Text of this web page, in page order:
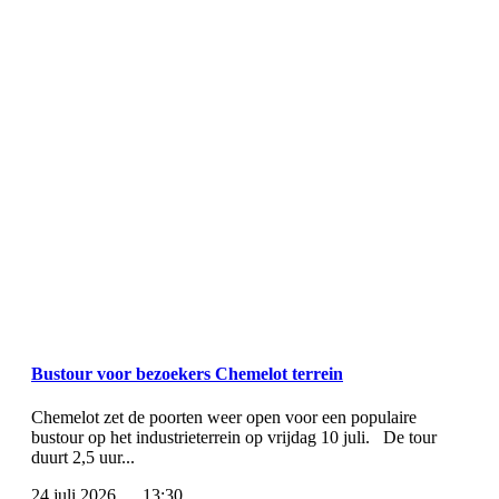
Bustour voor bezoekers Chemelot terrein
Chemelot zet de poorten weer open voor een populaire
bustour op het industrieterrein op vrijdag 10 juli. De tour
duurt 2,5 uur...
24 juli 2026
13:30